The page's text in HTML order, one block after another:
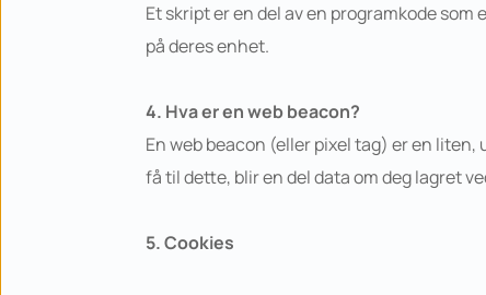
Et skript er en del av en programkode
på deres enhet.
4. Hva er en web beacon?
En web beacon (eller pixel tag) er en
få til dette, blir en del data om deg lagret
5. Cookies